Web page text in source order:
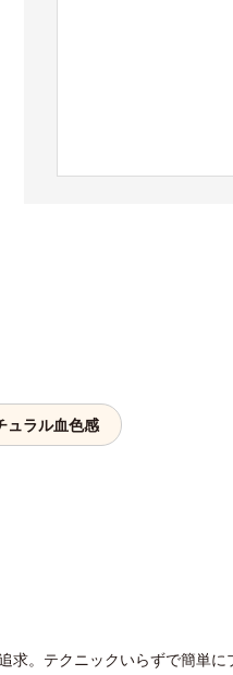
ュラル血色感
。テクニックいらずで簡単